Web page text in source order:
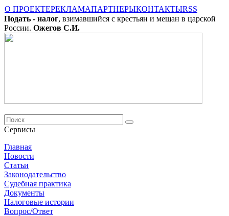
О ПРОЕКТЕРЕКЛАМАПАРТНЕРЫКОНТАКТЫRSS
Подать - налог, взимавшийся с крестьян и мещан в царской
России. Ожегов С.И.
Сервисы
Главная
Новости
Cтатьи
Законодательство
Судебная практика
Документы
Налоговые истории
Вопрос/Ответ